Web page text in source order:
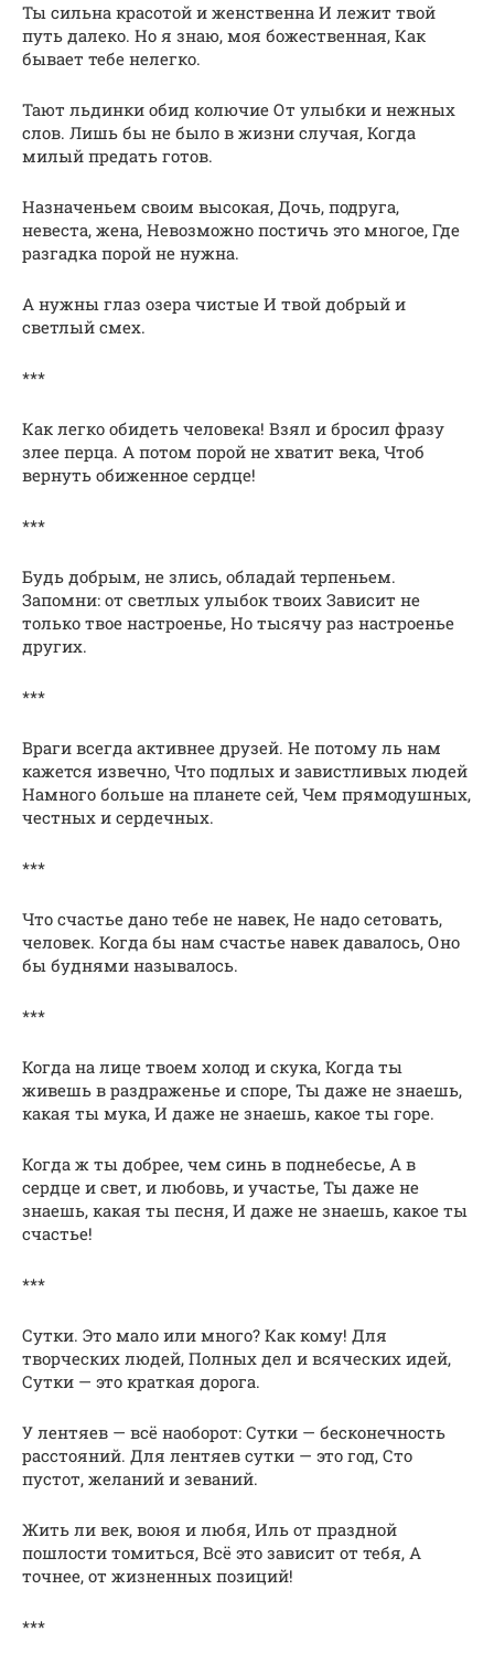
Ты сильна красотой и женственна И лежит твой
путь далеко. Но я знаю, моя божественная, Как
бывает тебе нелегко.
Тают льдинки обид колючие От улыбки и нежных
слов. Лишь бы не было в жизни случая, Когда
милый предать готов.
Назначеньем своим высокая, Дочь, подруга,
невеста, жена, Невозможно постичь это многое, Где
разгадка порой не нужна.
А нужны глаз озера чистые И твой добрый и
светлый смех.
***
Как легко обидеть человека! Взял и бросил фразу
злее перца. А потом порой не хватит века, Чтоб
вернуть обиженное сердце!
***
Будь добрым, не злись, обладай терпеньем.
Запомни: от светлых улыбок твоих Зависит не
только твое настроенье, Но тысячу раз настроенье
других.
***
Враги всегда активнее друзей. Не потому ль нам
кажется извечно, Что подлых и завистливых людей
Намного больше на планете сей, Чем прямодушных,
честных и сердечных.
***
Что счастье дано тебе не навек, Не надо сетовать,
человек. Когда бы нам счастье навек давалось, Оно
бы буднями называлось.
***
Когда на лице твоем холод и скука, Когда ты
живешь в раздраженье и споре, Ты даже не знаешь,
какая ты мука, И даже не знаешь, какое ты горе.
Когда ж ты добрее, чем синь в поднебесье, А в
сердце и свет, и любовь, и участье, Ты даже не
знаешь, какая ты песня, И даже не знаешь, какое ты
счастье!
***
Сутки. Это мало или много? Как кому! Для
творческих людей, Полных дел и всяческих идей,
Сутки — это краткая дорога.
У лентяев — всё наоборот: Сутки — бесконечность
расстояний. Для лентяев сутки — это год, Сто
пустот, желаний и зеваний.
Жить ли век, воюя и любя, Иль от праздной
пошлости томиться, Всё это зависит от тебя, А
точнее, от жизненных позиций!
***